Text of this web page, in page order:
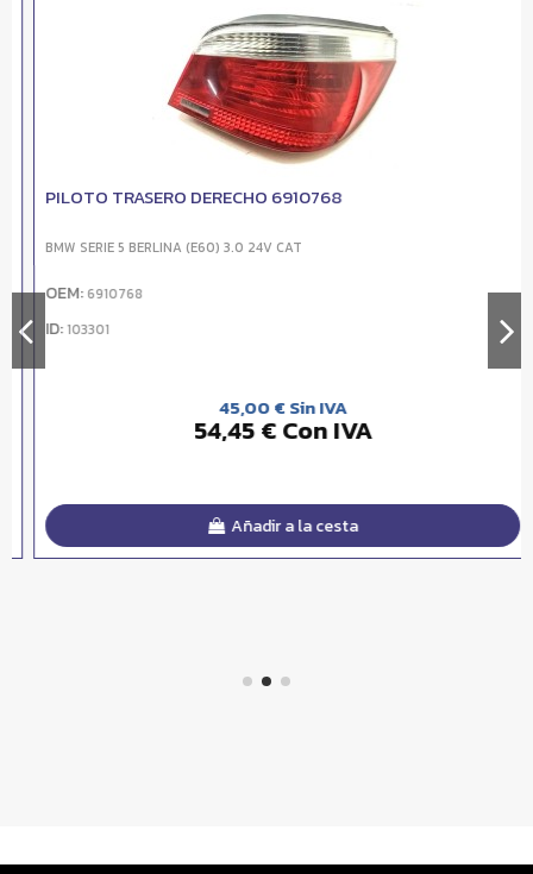
PILOTO TRASERO DERECHO 6910768
BMW SERIE 5 BERLINA (E60) 3.0 24V CAT
OEM:6910768
ID:103301
45,00 € Sin IVA
54,45 € Con IVA
Añadir a la cesta